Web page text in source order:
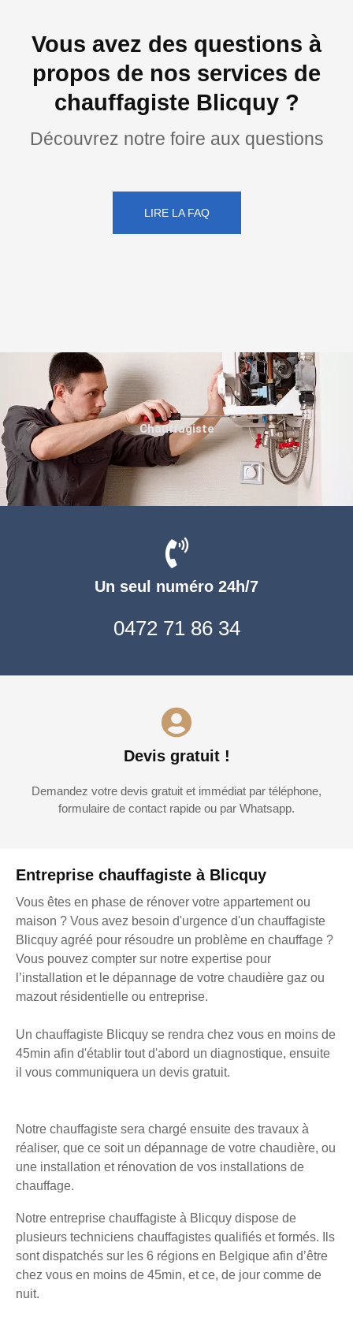
Vous avez des questions à
propos de nos services de
chauffagiste Blicquy ?
Découvrez notre foire aux questions
LIRE LA FAQ
Entreprise chauffagiste à Blicquy
Vous êtes en phase de rénover votre appartement ou
maison ? Vous avez besoin d'urgence d'un chauffagiste
Blicquy agréé pour résoudre un problème en chauffage ?
Vous pouvez compter sur notre expertise pour
l’installation et le dépannage de votre chaudière gaz ou
mazout résidentielle ou entreprise.
Un chauffagiste Blicquy se rendra chez vous en moins de
45min afin d'établir tout d'abord un diagnostique, ensuite
il vous communiquera un devis gratuit.
Notre chauffagiste sera chargé ensuite des travaux à
réaliser, que ce soit un dépannage de votre chaudière, ou
une installation et rénovation de vos installations de
chauffage.
Notre entreprise chauffagiste à Blicquy dispose de
plusieurs techniciens chauffagistes qualifiés et formés. Ils
sont dispatchés sur les 6 régions en Belgique afin d’être
chez vous en moins de 45min, et ce, de jour comme de
nuit.
Un seul numéro 24h/7
0472 71 86 34
Devis gratuit !
Demandez votre devis gratuit et immédiat par téléphone,
formulaire de contact rapide ou par Whatsapp.
Chauffagiste